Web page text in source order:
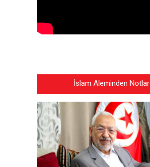
İslam Aleminden Notlar